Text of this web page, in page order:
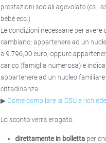
prestazioni sociali agevolate (es.:
bebè ecc.)
Le condizioni necessarie per
cambiano: appartenere ad un
a 9.796,00 euro, oppure
carico (famiglia numerosa) e
appartenere ad un nucleo
cittadinanza.
▶ Come compilare la DSU e
Lo sconto verrà erogato:
direttamente in bolletta per